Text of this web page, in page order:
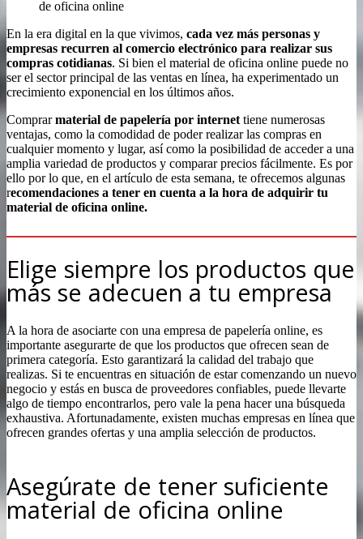
En la era digital en la que vivimos, cada vez más personas y
empresas recurren al comercio electrónico para realizar sus
compras cotidianas. Si bien el material de oficina online puede no
ser el sector principal de las ventas en línea, ha experimentado un
crecimiento exponencial en los últimos años.
Comprarmaterial de papelería por internet tiene numerosas
ventajas, como la comodidad de poder realizar las compras en
cualquier momento y lugar, así como la posibilidad de acceder a una
amplia variedad de productos y comparar precios fácilmente. Es por
ello por lo que, en el artículo de esta semana, te ofrecemos algunas
recomendaciones a tener en cuenta a la hora de adquirir tu
material de oficina online.
Elige siempre los productos que
más se adecuen a tu empresa
A la hora de asociarte con una empresa de papelería online, es
importante asegurarte de que los productos que ofrecen sean de
primera categoría. Esto garantizará la calidad del trabajo que
realizas. Si te encuentras en situación de estar comenzando un nuevo
negocio y estás en busca de proveedores confiables, puede llevarte
algo de tiempo encontrarlos, pero vale la pena hacer una búsqueda
exhaustiva. Afortunadamente, existen muchas empresas en línea que
ofrecen grandes ofertas y una amplia selección de productos.
Asegúrate de tener suficiente
material de oficina online